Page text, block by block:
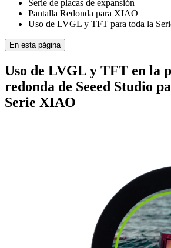
Serie de placas de expansión
Pantalla Redonda para XIAO
Uso de LVGL y TFT para toda la
En esta página
Uso de LVGL y TFT en la
redonda de Seeed Studio
Serie XIAO